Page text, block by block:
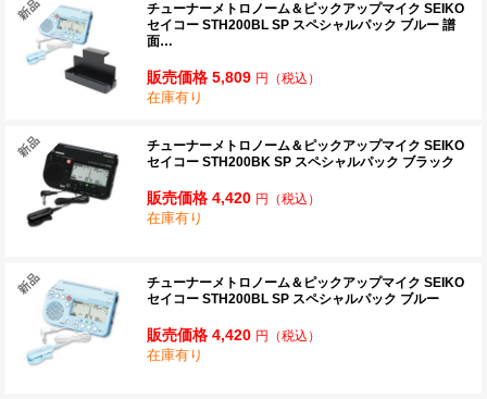
チューナーメトロノーム＆ピックアップマイク SEIKO
セイコー STH200BL SP スペシャルパック ブルー 譜
面…
販売価格 5,809 円 （税込）
在庫有り
チューナーメトロノーム＆ピックアップマイク SEIKO
セイコー STH200BK SP スペシャルパック ブラック
販売価格 4,420 円 （税込）
在庫有り
チューナーメトロノーム＆ピックアップマイク SEIKO
セイコー STH200BL SP スペシャルパック ブルー
販売価格 4,420 円 （税込）
在庫有り